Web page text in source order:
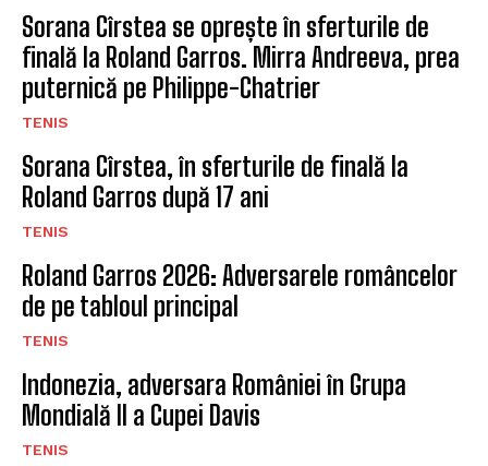
Sorana Cîrstea se oprește în sferturile de
finală la Roland Garros. Mirra Andreeva, prea
puternică pe Philippe-Chatrier
TENIS
Sorana Cîrstea, în sferturile de finală la
Roland Garros după 17 ani
TENIS
Roland Garros 2026: Adversarele româncelor
de pe tabloul principal
TENIS
Indonezia, adversara României în Grupa
Mondială II a Cupei Davis
TENIS